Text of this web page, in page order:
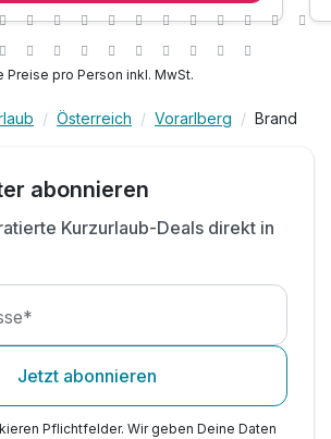
mit Marché Bereich
Aktivbereich mit Ritterburg
Kinderbetreuung - 56
Snack + Salat, nur Sommer
& Eis, Kaffee Tee, nur Sommer
während Kinderbetreuung
Saftbar während Essenszeiten
inkl. Halbpension
Preise pro Person inkl. MwSt.
Österreich Vorarlberg Brand
abonnieren
Kurzurlaub-Deals direkt in
Jetzt abonnieren
Pflichtfelder. Wir geben Deine Daten